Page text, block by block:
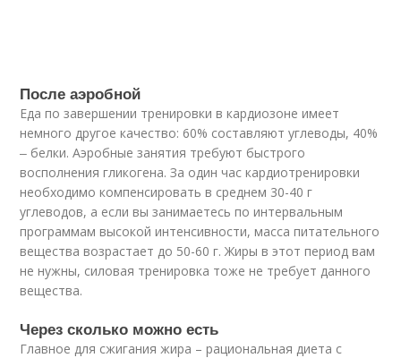
После аэробной
Еда по завершении тренировки в кардиозоне имеет
немного другое качество: 60% составляют углеводы, 40%
‒ белки. Аэробные занятия требуют быстрого
восполнения гликогена. За один час кардиотренировки
необходимо компенсировать в среднем 30-40 г
углеводов, а если вы занимаетесь по интервальным
программам высокой интенсивности, масса питательного
вещества возрастает до 50-60 г. Жиры в этот период вам
не нужны, силовая тренировка тоже не требует данного
вещества.
Через сколько можно есть
Главное для сжигания жира – рациональная диета с